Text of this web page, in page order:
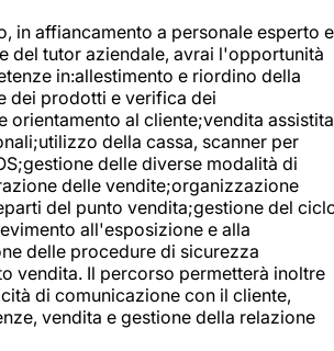
in affiancamento a personale esperto e
del tutor aziendale, avrai l'opportunità
in:allestimento e riordino della
dei prodotti e verifica dei
orientamento al cliente;vendita assistita
della cassa, scanner per
delle diverse modalità di
delle vendite;organizzazione
del punto vendita;gestione del
all'esposizione e alla
delle procedure di sicurezza
vendita. Il percorso permetterà inoltre
di comunicazione con il cliente,
vendita e gestione della relazione